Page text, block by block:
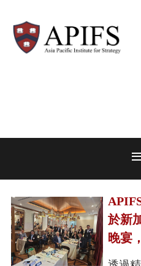
於新
晚宴